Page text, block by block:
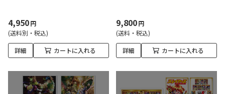
4,950円
(送料別・税込)
詳細 カートに入れる
9,800円
(送料・税込)
詳細 カートに入れる